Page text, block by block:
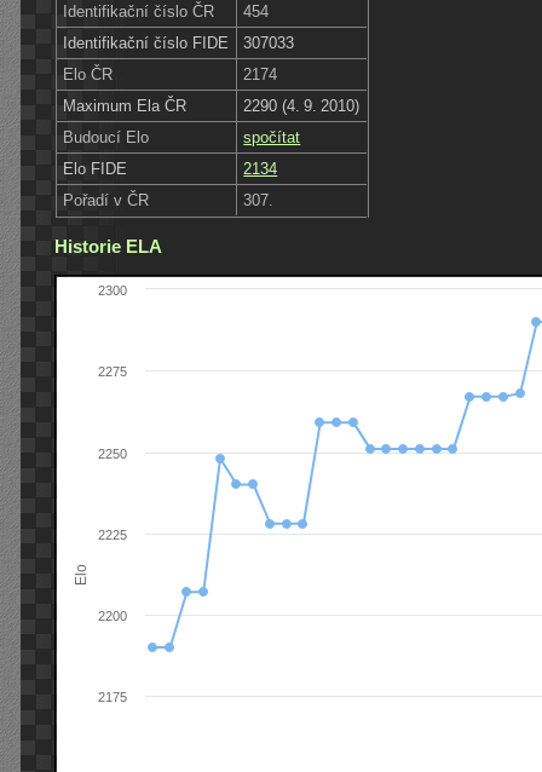
Identifikační číslo ČR
454
Identifikační číslo FIDE
307033
Elo ČR
2174
Maximum Ela ČR
2290 (4. 9. 2010)
Budoucí Elo
spočítat
Elo FIDE
2134
Pořadí v ČR
307.
Historie ELA
Elo
2175
2200
2225
2250
2275
2300